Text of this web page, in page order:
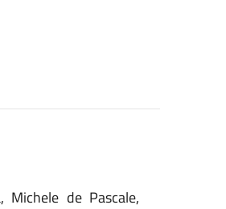
de Pascale,